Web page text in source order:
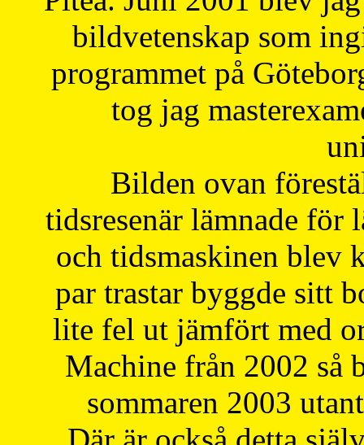
bildvetenskap som
programmet på
tog jag
Bilden ovan
tidsresenär lämnade för
och tidsmaskinen blev
par trastar byggde sitt
lite fel ut jämfört med
Machine från 2002 så
sommaren 2003